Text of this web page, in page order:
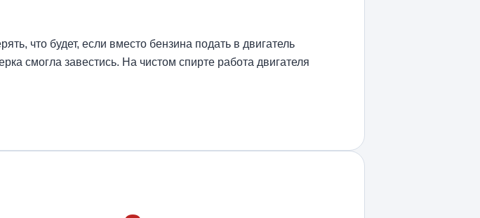
что будет, если вместо бензина подать в двигатель
смогла завестись. На чистом спирте работа двигателя